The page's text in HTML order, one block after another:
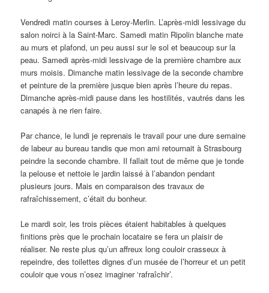
Vendredi matin courses à Leroy-Merlin. L’après-midi lessivage du
salon noirci à la Saint-Marc. Samedi matin Ripolin blanche mate
au murs et plafond, un peu aussi sur le sol et beaucoup sur la
peau. Samedi après-midi lessivage de la première chambre aux
murs moisis. Dimanche matin lessivage de la seconde chambre
et peinture de la première jusque bien après l’heure du repas.
Dimanche après-midi pause dans les hostilités, vautrés dans les
canapés à ne rien faire.
Par chance, le lundi je reprenais le travail pour une dure semaine
de labeur au bureau tandis que mon ami retournait à Strasbourg
peindre la seconde chambre. Il fallait tout de même que je tonde
la pelouse et nettoie le jardin laissé à l’abandon pendant
plusieurs jours. Mais en comparaison des travaux de
rafraîchissement, c’était du bonheur.
Le mardi soir, les trois pièces étaient habitables à quelques
finitions près que le prochain locataire se fera un plaisir de
réaliser. Ne reste plus qu’un affreux long couloir crasseux à
repeindre, des toilettes dignes d’un musée de l’horreur et un petit
couloir que vous n’osez imaginer ‘rafraîchir’.